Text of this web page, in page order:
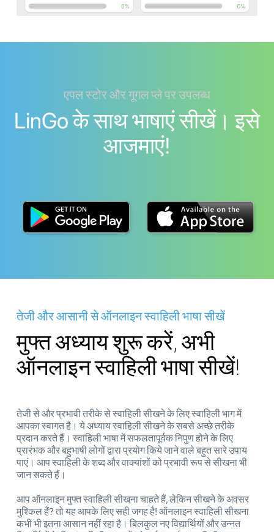
एपल स्टोर और गूगल प्ले पर उपलब्ध
LinGo के साथ भाषाएं सीखें। इसे
आजमाएं!
तेजी और आसानी से ऑनलाइन स्वाहिली भाषा सीखें
मुफ्त अध्याय शुरू करें, अभी
ऑनलाइन स्वाहिली भाषा सीखें!
तेजी से और प्रभावी तरीके से स्वाहिली सीखने के लिए स्वाहिली भाग में
आपका स्वागत है। ये अध्याय स्वाहिली सीखने के सबसे अच्छे तरीके
प्रदान करते हैं। स्वाहिली भाषा में सफलतापूर्वक निपुण होने के लिए
प्रारंभक और बहुभाषी लोगों द्वारा प्रयोग किये जाने वाले बहुत सारे उपाय
पाएं। आप स्वाहिली के शब्द और वाक्यांशों को प्रभावी रूप से सीखना भी
जान सकते हैं।
आप ऑनलाइन मुफ्त स्वाहिली सीखना चाहते हैं, लेकिन सीखने के अवसर
मुश्किल हैं? तो यह आपके लिए सही जगह है! ऑनलाइन स्वाहिली सीखना
कभी भी इतना आसान नहीं रहा है। बिलकुल नए विद्यार्थियों और उन्नत